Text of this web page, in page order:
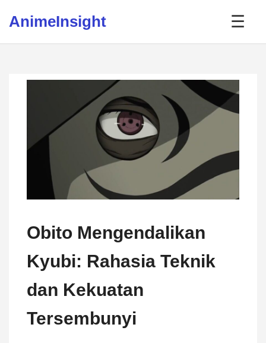
AnimeInsight ☰
Obito Mengendalikan
Kyubi: Rahasia Teknik
dan Kekuatan
Tersembunyi